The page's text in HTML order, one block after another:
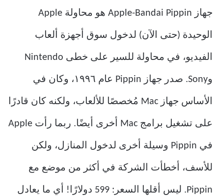
جهاز Apple-Bandai Pippin هو محاولة Apple
الوحيدة (حتى الآن) لدخول سوق أجهزة ألعاب
الفيديو، في محاولة للسير على خطى Nintendo
وSony. صدر جهاز Pippin عام ١٩٩٦، وكان في
الأساس جهاز Mac مُخصصًا للألعاب، ولكنه كان قادرًا
على تشغيل برامج Mac أخرى أيضًا. ربما رأت Apple
في Pippin وسيلة أخرى لدخول المنازل، ولكن
للأسف، أخطأت الشركة في أكثر من موضع مع
Pippin. ليس أقلها السعر: 599 دولارًا! أي ما يعادل